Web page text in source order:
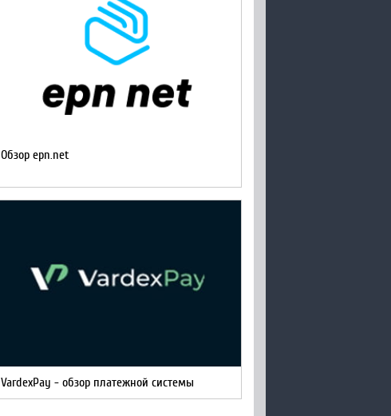
Обзор epn.net
VardexPay - обзор платежной системы